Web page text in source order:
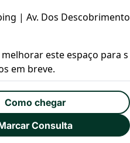
| Av. Dos Descobrimento
melhorar este espaço para s
em breve.
Como chegar
Consulta